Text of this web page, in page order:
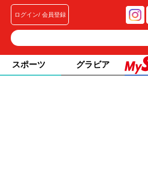
ログイン 会員登録
スポーツ グラビア